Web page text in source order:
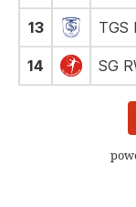
13
14